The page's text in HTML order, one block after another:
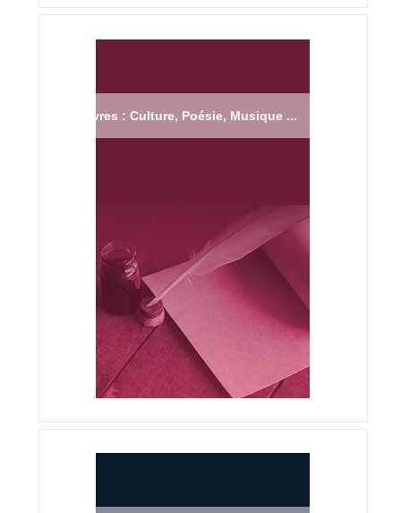
Livres : Culture, Poésie, Musique ...